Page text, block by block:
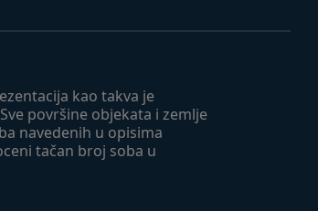
kao takva je
površine objekata i zemlje
navedenih u opisima
tačan broj soba u